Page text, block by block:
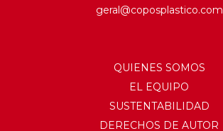
geral@coposplastico.com
QUIENES SOMOS
EL EQUIPO
SUSTENTABILIDAD
DERECHOS DE AUTOR